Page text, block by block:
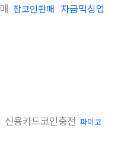
잡코인판매 자금믹싱업
신용카드코인충전 파이코